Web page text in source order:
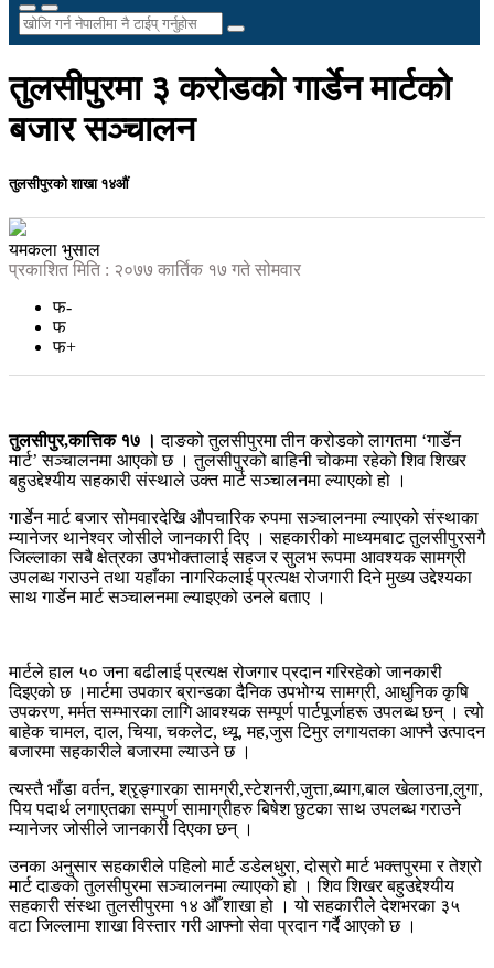
तुलसीपुरमा ३ करोडको गार्डेन मार्टको
बजार सञ्चालन
तुलसीपुरको शाखा १४औं
यमकला भुसाल
प्रकाशित मिति : २०७७ कार्तिक १७ गते सोमवार
फ-
फ
फ+
तुलसीपुर,कात्तिक १७ । दाङको तुलसीपुरमा तीन करोडको लागतमा ‘गार्डेन
मार्ट’ सञ्चालनमा आएको छ । तुलसीपुरको बाहिनी चोकमा रहेको शिव शिखर
बहुउद्देश्यीय सहकारी संस्थाले उक्त मार्ट सञ्चालनमा ल्याएको हो ।
गार्डेन मार्ट बजार सोमवारदेखि औपचारिक रुपमा सञ्चालनमा ल्याएको संस्थाका
म्यानेजर थानेश्वर जोसीले जानकारी दिए । सहकारीको माध्यमबाट तुलसीपुरसगै
जिल्लाका सबै क्षेत्रका उपभोक्तालाई सहज र सुलभ रूपमा आवश्यक सामग्री
उपलब्ध गराउने तथा यहाँका नागरिकलाई प्रत्यक्ष रोजगारी दिने मुख्य उद्देश्यका
साथ गार्डेन मार्ट सञ्चालनमा ल्याइएको उनले बताए ।
मार्टले हाल ५० जना बढीलाई प्रत्यक्ष रोजगार प्रदान गरिरहेको जानकारी
दिइएको छ ।मार्टमा उपकार ब्रान्डका दैनिक उपभोग्य सामग्री, आधुनिक कृषि
उपकरण, मर्मत सम्भारका लागि आवश्यक सम्पूर्ण पार्टपूर्जाहरू उपलब्ध छन् । त्यो
बाहेक चामल, दाल, चिया, चकलेट, ध्यू, मह,जुस टिमुर लगायतका आफ्नै उत्पादन
बजारमा सहकारीले बजारमा ल्याउने छ ।
त्यस्तै भाँडा वर्तन, श्रृङ्गारका सामग्री,स्टेशनरी,जुत्ता,ब्याग,बाल खेलाउना,लुगा,
पिय पदार्थ लगाएतका सम्पुर्ण सामाग्रीहरु बिषेश छुटका साथ उपलब्ध गराउने
म्यानेजर जोसीले जानकारी दिएका छन् ।
उनका अनुसार सहकारीले पहिलो मार्ट डडेलधुरा, दोस्रो मार्ट भक्तपुरमा र तेश्रो
मार्ट दाङको तुलसीपुरमा सञ्चालनमा ल्याएको हो । शिव शिखर बहुउद्देश्यीय
सहकारी संस्था तुलसीपुरमा १४ औँ शाखा हो । यो सहकारीले देशभरका ३५
वटा जिल्लामा शाखा विस्तार गरी आफ्नो सेवा प्रदान गर्दै आएको छ ।